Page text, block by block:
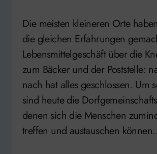
Die meisten kleineren Orte haben ja leider
die gleichen Erfahrungen
Lebensmittelgeschäft über die
zum Bäcker und der Poststelle:
nach hat alles geschlossen. Um
sind heute die
denen sich die Menschen
treffen und austauschen